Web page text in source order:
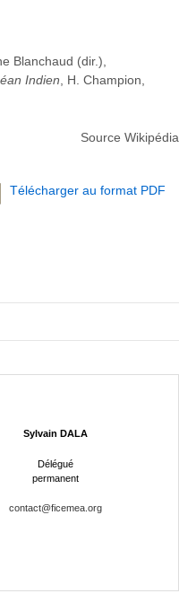
Blanchaud (dir.),
Indien , H. Champion,
Source Wikipédia
Télécharger au format PDF
Sylvain DALA
Délégué
permanent
contact@ficemea.org